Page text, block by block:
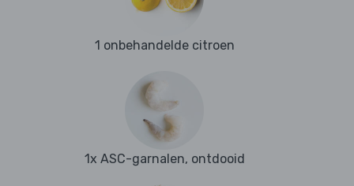
1 onbehandelde citroen
1x ASC-garnalen, ontdooid